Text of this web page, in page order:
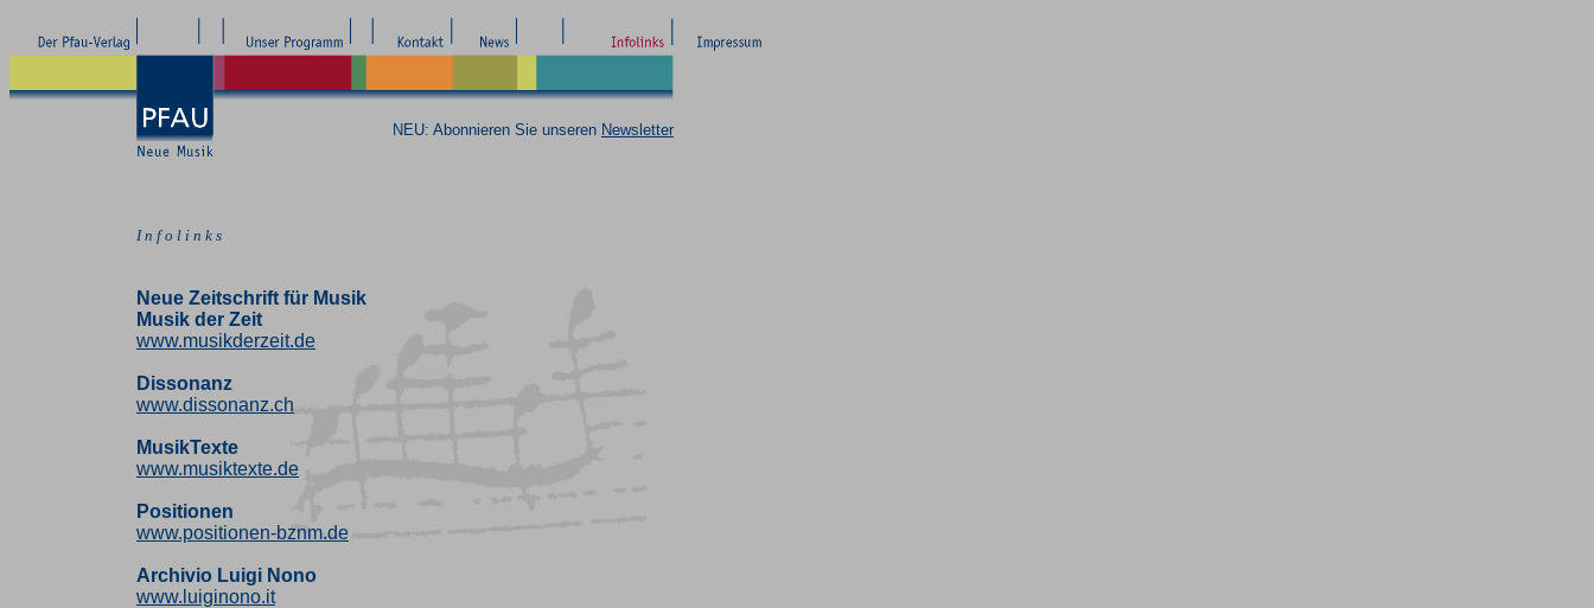
NEU: Abonnieren Sie unseren Newsletter
I n f o l i n k s
Neue Zeitschrift für Musik
Musik der Zeit
www.musikderzeit.de
Dissonanz
www.dissonanz.ch
MusikTexte
www.musiktexte.de
Positionen
www.positionen-bznm.de
Archivio Luigi Nono
www.luiginono.it